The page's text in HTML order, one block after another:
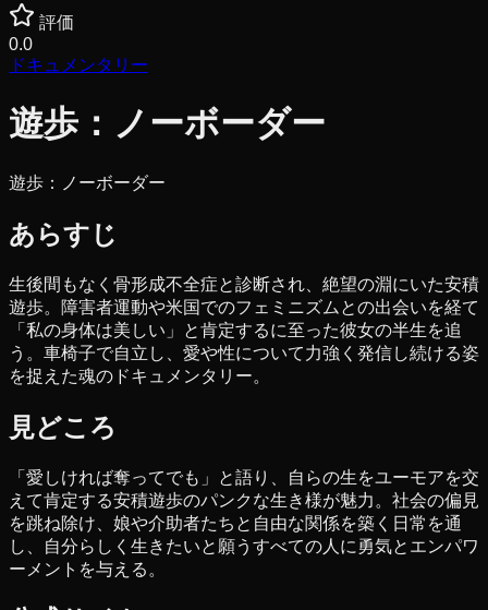
評価
0.0
ドキュメンタリー
遊歩：ノーボーダー
遊歩：ノーボーダー
あらすじ
生後間もなく骨形成不全症と診断され、絶望の淵にいた安積
遊歩。障害者運動や米国でのフェミニズムとの出会いを経て
「私の身体は美しい」と肯定するに至った彼女の半生を追
う。車椅子で自立し、愛や性について力強く発信し続ける姿
を捉えた魂のドキュメンタリー。
見どころ
「愛しければ奪ってでも」と語り、自らの生をユーモアを交
えて肯定する安積遊歩のパンクな生き様が魅力。社会の偏見
を跳ね除け、娘や介助者たちと自由な関係を築く日常を通
し、自分らしく生きたいと願うすべての人に勇気とエンパワ
ーメントを与える。